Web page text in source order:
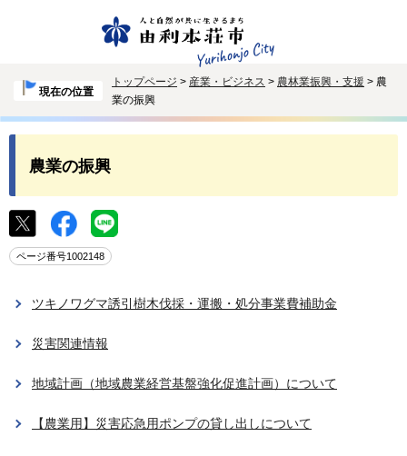
現在の位置
トップページ > 産業・ビジネス > 農林業振興・支援 > 農
業の振興
農業の振興
ページ番号1002148
ツキノワグマ誘引樹木伐採・運搬・処分事業費補助金
災害関連情報
地域計画（地域農業経営基盤強化促進計画）について
【農業用】災害応急用ポンプの貸し出しについて